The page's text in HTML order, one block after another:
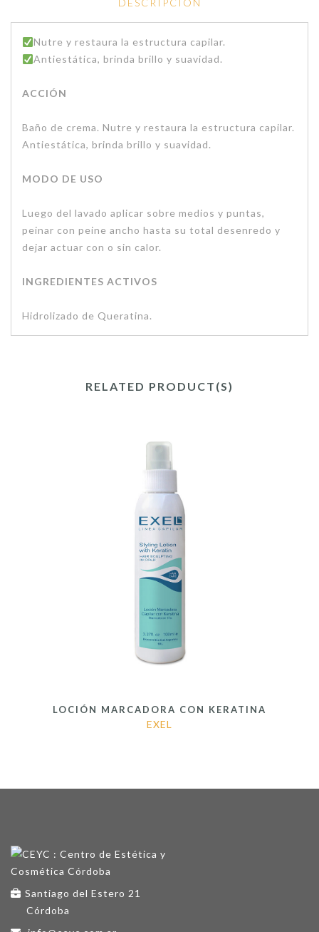
DESCRIPCIÓN
Nutre y restaura la estructura capilar.
Antiestática, brinda brillo y suavidad.
ACCIÓN
Baño de crema. Nutre y restaura la estructura capilar.
Antiestática, brinda brillo y suavidad.
MODO DE USO
Luego del lavado aplicar sobre medios y puntas,
peinar con peine ancho hasta su total desenredo y
dejar actuar con o sin calor.
INGREDIENTES ACTIVOS
Hidrolizado de Queratina.
RELATED PRODUCT(S)
LOCIÓN MARCADORA CON KERATINA
EXEL
Santiago del Estero 21
Córdoba